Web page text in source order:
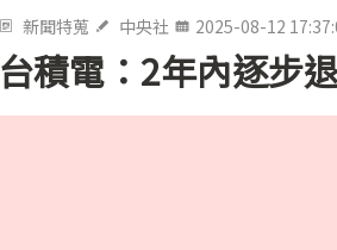
新聞特蒐 中央社 2025-08-12
台積電：2年內逐步